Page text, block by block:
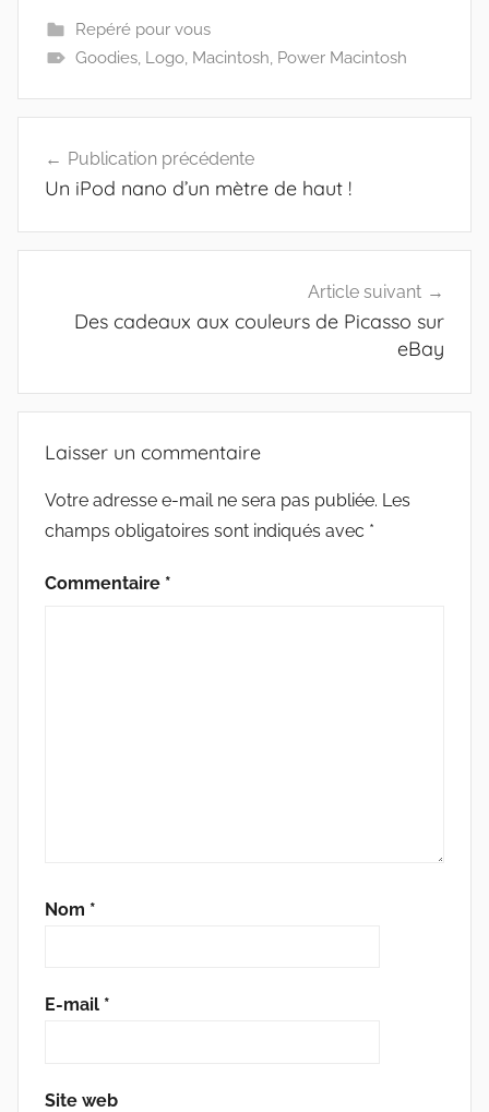
Repéré pour vous
Goodies, Logo, Macintosh Power Macintosh
de
Publication précédente
Un iPod nano d’un mètre de haut !
Article suivant
Des cadeaux aux couleurs de Picasso sur
eBay
Laisser un commentaire
Votre adresse e-mail ne sera pas publiée. Les
champs obligatoires sont indiqués avec *
Commentaire *
Nom *
E-mail *
Site web